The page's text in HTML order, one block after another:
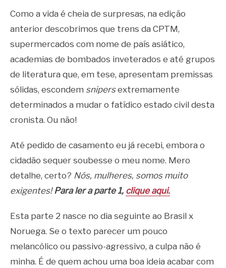
Como a vida é cheia de surpresas, na edição
anterior descobrimos que trens da CPTM,
supermercados com nome de país asiático,
academias de bombados inveterados e até grupos
de literatura que, em tese, apresentam premissas
sólidas, escondem snipersextremamente
determinados a mudar o fatídico estado civil desta
cronista. Ou não!
Até pedido de casamento eu já recebi, embora o
cidadão sequer soubesse o meu nome. Mero
detalhe, certo? Nós, mulheres, somos muito
exigentes! Para ler a parte 1, clique aqui.
Esta parte 2 nasce no dia seguinte ao Brasil x
Noruega. Se o texto parecer um pouco
melancólico ou passivo-agressivo, a culpa não é
minha. É de quem achou uma boa ideia acabar com